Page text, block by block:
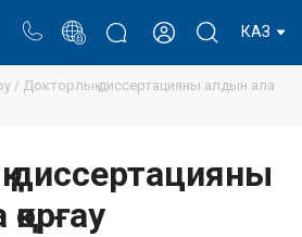
КАЗ
/ Докторлық диссертацияны алдын ала
диссертацияны